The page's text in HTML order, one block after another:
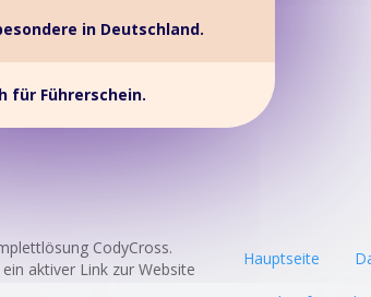
in Deutschland.
für Führerschein.
Hauptseite
CodyCross.
aktiver Link zur Website